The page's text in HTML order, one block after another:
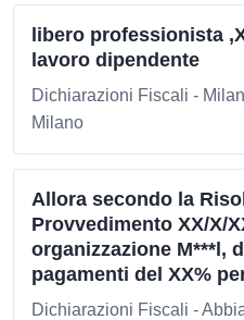
libero professionista
lavoro dipendente
Dichiarazioni Fiscali -
Milano
Allora secondo la
Provvedimento XX/X/
organizzazione M***l,
pagamenti del XX%
Dichiarazioni Fiscali -